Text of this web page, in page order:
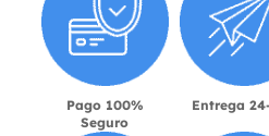
Pago 100%
Seguro
Entrega